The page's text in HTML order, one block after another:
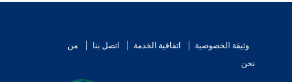
وثيقة الخصوصية اتفاقية الخدمة اتصل بنا
من
نحن